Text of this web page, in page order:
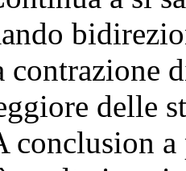
contrazione
delle
conclusion